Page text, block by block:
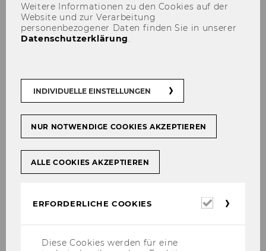
Datum 18.11.2025
Veranstalt
Geistiges Eigentum und
Geschäftsverhältnisse im
Datum 03.10.2025
Veranstalt
ung
IP-DAY 2025
www.ip-day.at
Weitere Informationen zu den Cookies auf der
Website und zur Verarbeitung
personenbezogener Daten finden Sie in unserer
Datenschutzerklärung.
INDIVIDUELLE EINSTELLUNGEN
NUR NOTWENDIGE COOKIES AKZEPTIEREN
ALLE COOKIES AKZEPTIEREN
ERFORDERLICHE COOKIES
Diese Cookies werden für eine